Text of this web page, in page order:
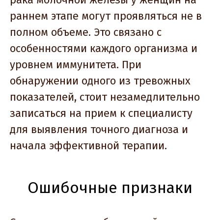
раннем этапе могут проявляться не в
полном объеме. Это связано с
особенностями каждого организма и
уровнем иммунитета. При
обнаружении одного из тревожных
показателей, стоит незамедлительно
записаться на прием к специалисту
для выявления точного диагноза и
начала эффективной терапии.
Ошибочные признаки